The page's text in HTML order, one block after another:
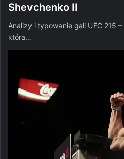
Shevchenko II
Analizy i typowanie gali UFC 215
która…